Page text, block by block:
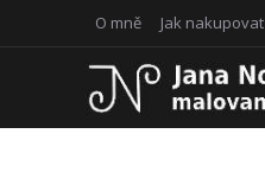
O mně Jak nakupovat